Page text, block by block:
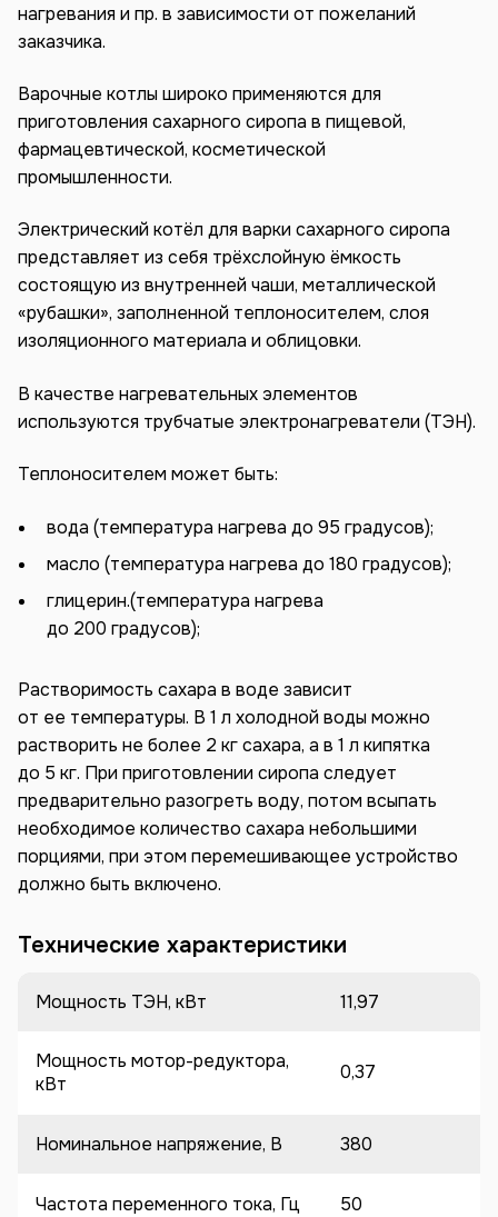
нагревания и пр. в зависимости от пожеланий
заказчика.
Варочные котлы широко применяются для
приготовления сахарного сиропа в пищевой,
фармацевтической, косметической
промышленности.
Электрический котёл для варки сахарного сиропа
представляет из себя трёхслойную ёмкость
состоящую из внутренней чаши, металлической
«рубашки», заполненной теплоносителем, слоя
изоляционного материала и облицовки.
В качестве нагревательных элементов
используются трубчатые электронагреватели (ТЭН).
Теплоносителем может быть:
вода (температура нагрева до 95 градусов);
масло (температура нагрева до 180 градусов);
глицерин.(температура нагрева
до 200 градусов);
Растворимость сахара в воде зависит
от ее температуры. В 1 л холодной воды можно
растворить не более 2 кг сахара, а в 1 л кипятка
до 5 кг. При приготовлении сиропа следует
предварительно разогреть воду, потом всыпать
необходимое количество сахара небольшими
порциями, при этом перемешивающее устройство
должно быть включено.
Технические характеристики
Мощность ТЭН, кВт 11,97
Мощность мотор-редуктора,
кВт
0,37
Номинальное напряжение, В 380
Частота переменного тока, Гц 50